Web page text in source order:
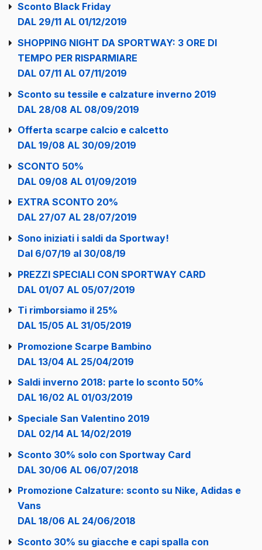
Sconto Black Friday
DAL 29/11 AL 01/12/2019
SHOPPING NIGHT DA SPORTWAY: 3 ORE DI
TEMPO PER RISPARMIARE
DAL 07/11 AL 07/11/2019
Sconto su tessile e calzature inverno 2019
DAL 28/08 AL 08/09/2019
Offerta scarpe calcio e calcetto
DAL 19/08 AL 30/09/2019
SCONTO 50%
DAL 09/08 AL 01/09/2019
EXTRA SCONTO 20%
DAL 27/07 AL 28/07/2019
Sono iniziati i saldi da Sportway!
Dal 6/07/19 al 30/08/19
PREZZI SPECIALI CON SPORTWAY CARD
DAL 01/07 AL 05/07/2019
Ti rimborsiamo il 25%
DAL 15/05 AL 31/05/2019
Promozione Scarpe Bambino
DAL 13/04 AL 25/04/2019
Saldi inverno 2018: parte lo sconto 50%
DAL 16/02 AL 01/03/2019
Speciale San Valentino 2019
DAL 02/14 AL 14/02/2019
Sconto 30% solo con Sportway Card
DAL 30/06 AL 06/07/2018
Promozione Calzature: sconto su Nike, Adidas e
Vans
DAL 18/06 AL 24/06/2018
Sconto 30% su giacche e capi spalla con